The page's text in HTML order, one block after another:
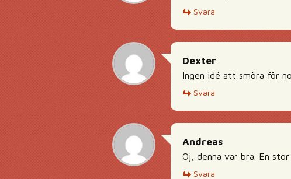
Svara
Dexter
Ingen idé att smöra för
Svara
Andreas
Oj, denna var bra. En
Svara